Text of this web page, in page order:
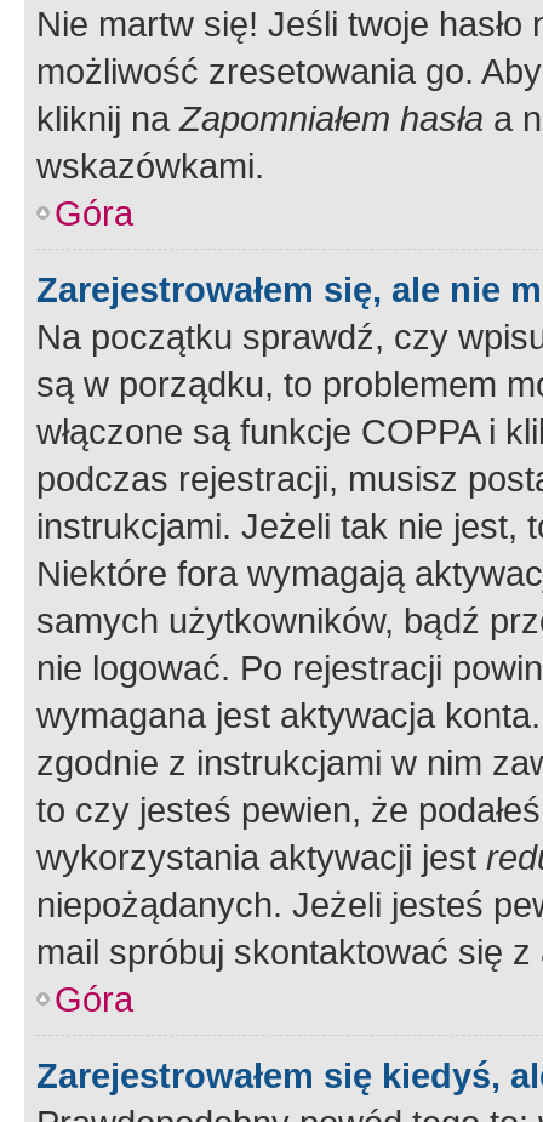
Nie martw się! Jeśli twoje
możliwość zresetowania go.
kliknij naZapomniałem hasła a
wskazówkami.
Góra
Zarejestrowałem się, ale nie
Na początku sprawdź, czy
są w porządku, to problemem
włączone są funkcje COPPA i
podczas rejestracji, musisz
instrukcjami. Jeżeli tak nie jest,
Niektóre fora wymagają
samych użytkowników, bądź
nie logować. Po rejestracji
wymagana jest aktywacja
zgodnie z instrukcjami w nim
to czy jesteś pewien, że
wykorzystania aktywacji jest
niepożądanych. Jeżeli jesteś
mail spróbuj skontaktować się
Góra
Zarejestrowałem się kiedyś,